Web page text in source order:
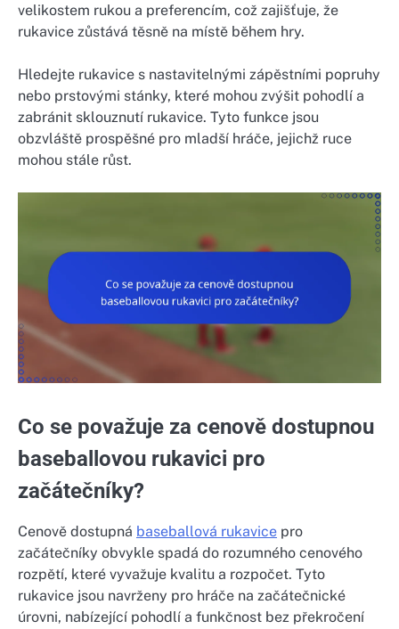
velikostem rukou a preferencím, což zajišťuje, že
rukavice zůstává těsně na místě během hry.
Hledejte rukavice s nastavitelnými zápěstními popruhy
nebo prstovými stánky, které mohou zvýšit pohodlí a
zabránit sklouznutí rukavice. Tyto funkce jsou
obzvláště prospěšné pro mladší hráče, jejichž ruce
mohou stále růst.
Co se považuje za cenově dostupnou
baseballovou rukavici pro
začátečníky?
Cenově dostupná baseballová rukavice pro
začátečníky obvykle spadá do rozumného cenového
rozpětí, které vyvažuje kvalitu a rozpočet. Tyto
rukavice jsou navrženy pro hráče na začátečnické
úrovni, nabízející pohodlí a funkčnost bez překročení